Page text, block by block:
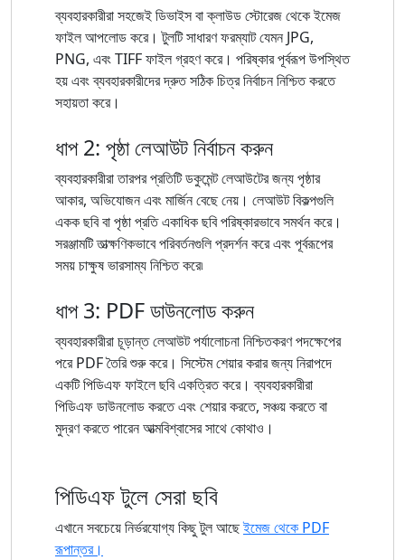
ব্যবহারকারীরা সহজেই ডিভাইস বা ক্লাউড স্টোরেজ থেকে ইমেজ
ফাইল আপলোড করে। টুলটি সাধারণ ফরম্যাট যেমন JPG,
PNG, এবং TIFF ফাইল গ্রহণ করে। পরিষ্কার পূর্বরূপ উপস্থিত
হয় এবং ব্যবহারকারীদের দ্রুত সঠিক চিত্র নির্বাচন নিশ্চিত করতে
সহায়তা করে।
ধাপ 2: পৃষ্ঠা লেআউট নির্বাচন করুন
ব্যবহারকারীরা তারপর প্রতিটি ডকুমেন্ট লেআউটের জন্য পৃষ্ঠার
আকার, অভিযোজন এবং মার্জিন বেছে নেয়। লেআউট বিকল্পগুলি
একক ছবি বা পৃষ্ঠা প্রতি একাধিক ছবি পরিষ্কারভাবে সমর্থন করে।
সরঞ্জামটি তাত্ক্ষণিকভাবে পরিবর্তনগুলি প্রদর্শন করে এবং পূর্বরূপের
সময় চাক্ষুষ ভারসাম্য নিশ্চিত করে৷
ধাপ 3: PDF ডাউনলোড করুন
ব্যবহারকারীরা চূড়ান্ত লেআউট পর্যালোচনা নিশ্চিতকরণ পদক্ষেপের
পরে PDF তৈরি শুরু করে। সিস্টেম শেয়ার করার জন্য নিরাপদে
একটি পিডিএফ ফাইলে ছবি একত্রিত করে। ব্যবহারকারীরা
পিডিএফ ডাউনলোড করতে এবং শেয়ার করতে, সঞ্চয় করতে বা
মুদ্রণ করতে পারেন আত্মবিশ্বাসের সাথে কোথাও।
পিডিএফ টুলে সেরা ছবি
এখানে সবচেয়ে নির্ভরযোগ্য কিছু টুল আছেইমেজ থেকে PDF
রূপান্তর।